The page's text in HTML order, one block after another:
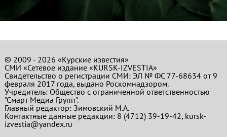
© 2009 - 2026 «Курские известия»
СМИ «Сетевое издание «KURSK-IZVESTIA»
Свидетельство о регистрации СМИ: ЭЛ № ФС 77-68634 от 9
февраля 2017 года, выдано Роскомнадзором.
Учредитель: Общество с ограниченной ответственностью
"Смарт Медиа Групп".
Главный редактор:Зимовский М.А.
Контактные данные редакции: 8 (4712) 39-19-42, kursk-
izvestia@yandex.ru